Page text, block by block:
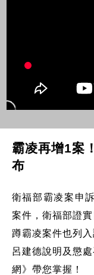
霸凌再增1案
布
衛福部霸凌案申
案件，衛福部證
蹲霸凌案件也列
呂建德說明及懲
網》帶您掌握！